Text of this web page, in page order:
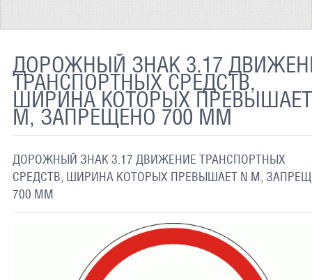
СВЕТООТРАЖАЮЩАЯ ПЛЕНКА
СВЕТООТРАЖАЮЩИЕ ДОРОЖНЫЕ ЗНАКИ
СВЕТООТРАЖАЮЩАЯ КРАСКА
ПРИМЕНЕНИЕ
СВЯЗАТЬСЯ С НАМИ
ДОРОЖНЫЙ ЗНАК 3.17
ТРАНСПОРТНЫХ СРЕДСТВ,
ШИРИНА КОТОРЫХ
М, ЗАПРЕЩЕНО 700 ММ
ДОРОЖНЫЙ ЗНАК 3.17 ДВИЖЕНИЕ ТРАНСПОРТНЫХ
СРЕДСТВ, ШИРИНА КОТОРЫХ ПРЕВЫШАЕТ N М,
700 ММ